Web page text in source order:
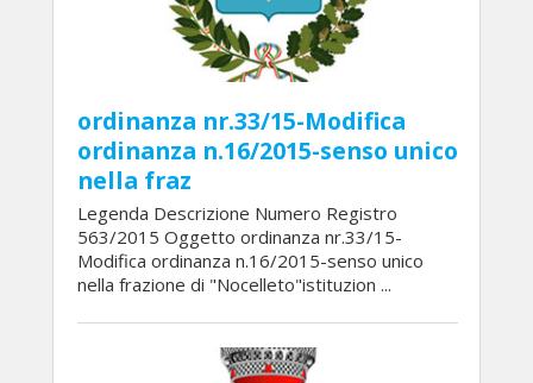
ordinanza nr.33/15-Modifica
ordinanza n.16/2015-senso unico
nella fraz
Legenda Descrizione Numero Registro
563/2015 Oggetto ordinanza nr.33/15-
Modifica ordinanza n.16/2015-senso unico
nella frazione di "Nocelleto"istituzion ...